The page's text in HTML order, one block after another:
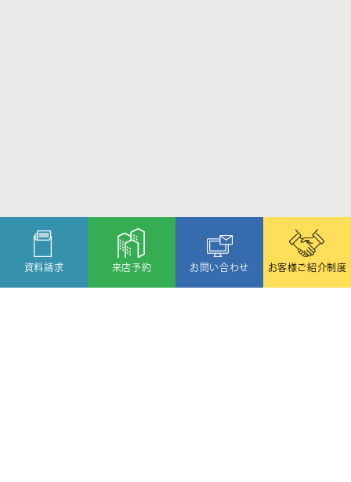
資料請求 来店予約 お問い合わせ お客様ご紹介制度